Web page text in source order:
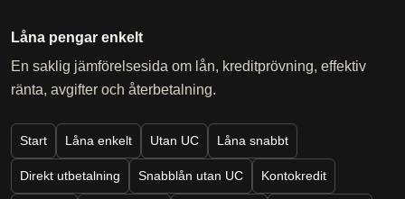
Låna pengar enkelt
En saklig jämförelsesida om lån, kreditprövning, effektiv
ränta, avgifter och återbetalning.
Start Låna enkelt Utan UC Låna snabbt
Direkt utbetalning Snabblån utan UC Kontokredit